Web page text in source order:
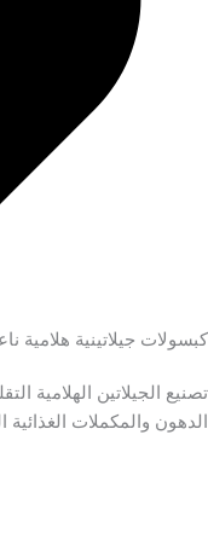
كبسولات جيلاتينية هلامية
تصنيع الجيلاتين الهلامية
الدهون والمكملات الغذائية